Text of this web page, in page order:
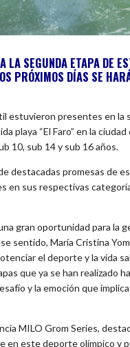
LA SEGUNDA ETAPA DE
PRÓXIMOS DÍAS SE
estuvieron presentes en la
playa “El Faro” en la
10, sub 14 y sub 16 años.
destacadas promesas de
en sus respectivas
gran oportunidad para la
sentido, María Cristina
el deporte y la vida
que ya se han realizado
y la emoción que
MILO Grom Series,
en este deporte olímpico y